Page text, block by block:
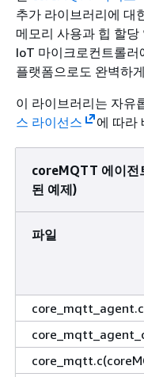
추가 라이브러리에 대
메모리 사용과 힙 할당
IoT 마이크로컨트롤러
플랫폼으로도 완벽하
이 라이브러리는 자유
스 라이선스
에 따라
coreMQTT 에이전
된 예제)
파일
core_mqtt_agent.c